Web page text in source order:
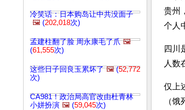
冷笑话：日本购岛让中共没面子
🖼️ (202,018次)
孟建柱翻了脸 周永康毛了爪 🖼️
(61,555次)
这些日子回良玉累坏了 🖼️(52,772
次)
CA981！政治局高官改由杜青林
小姘扮演 🖼️ (59,045次)
贵州
个人
四川
人数
仅上
（